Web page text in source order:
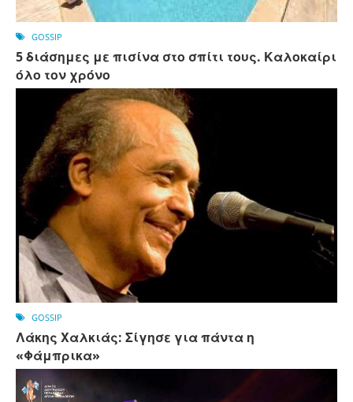
GOSSIP
5 διάσημες με πισίνα στο σπίτι τους. Καλοκαίρι
όλο τον χρόνο
GOSSIP
Λάκης Χαλκιάς: Σίγησε για πάντα η
«Φάμπρικα»